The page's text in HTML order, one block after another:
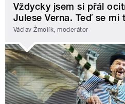
Vždycky jsem si přál
Julese Verna. Teď se mi
Václav Žmolík, moderátor